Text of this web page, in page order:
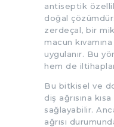
antiseptik
doğal
zerdeçal, bir
macun
uygulanır. Bu
hem de
Bu bitkisel ve
diş ağrısına
sağlayabilir.
ağrısı